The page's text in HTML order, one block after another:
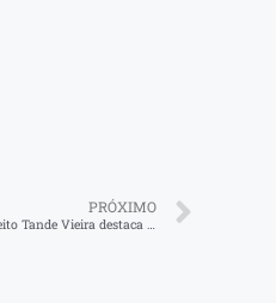
PRÓXIMO
Prefeito Tande Vieira destaca parceria com o IAB no concurso para Arena Multiuso e Centro de Convenções de Resende